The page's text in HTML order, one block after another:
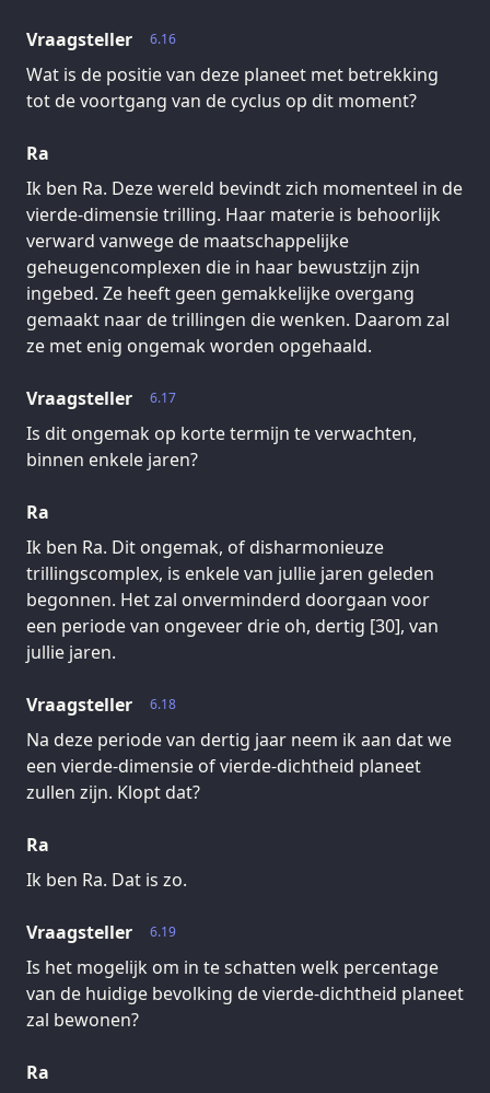
6.16
Vraagsteller
Wat is de positie van deze planeet met betrekking
tot de voortgang van de cyclus op dit moment?
Ra
Ik ben Ra. Deze wereld bevindt zich momenteel in de
vierde-dimensie trilling. Haar materie is behoorlijk
verward vanwege de maatschappelijke
geheugencomplexen die in haar bewustzijn zijn
ingebed. Ze heeft geen gemakkelijke overgang
gemaakt naar de trillingen die wenken. Daarom zal
ze met enig ongemak worden opgehaald.
6.17
Vraagsteller
Is dit ongemak op korte termijn te verwachten,
binnen enkele jaren?
Ra
Ik ben Ra. Dit ongemak, of disharmonieuze
trillingscomplex, is enkele van jullie jaren geleden
begonnen. Het zal onverminderd doorgaan voor
een periode van ongeveer drie oh, dertig [30], van
jullie jaren.
6.18
Vraagsteller
Na deze periode van dertig jaar neem ik aan dat we
een vierde-dimensie of vierde-dichtheid planeet
zullen zijn. Klopt dat?
Ra
Ik ben Ra. Dat is zo.
6.19
Vraagsteller
Is het mogelijk om in te schatten welk percentage
van de huidige bevolking de vierde-dichtheid planeet
zal bewonen?
Ra